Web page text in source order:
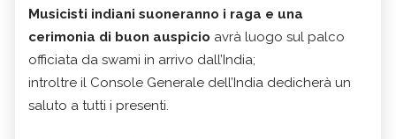
Musicisti indiani suoneranno i raga e una
cerimonia di buon auspicio avrà luogo sul palco
officiata da swami in arrivo dall’India;
introltre il Console Generale dell’India dedicherà un
saluto a tutti i presenti.